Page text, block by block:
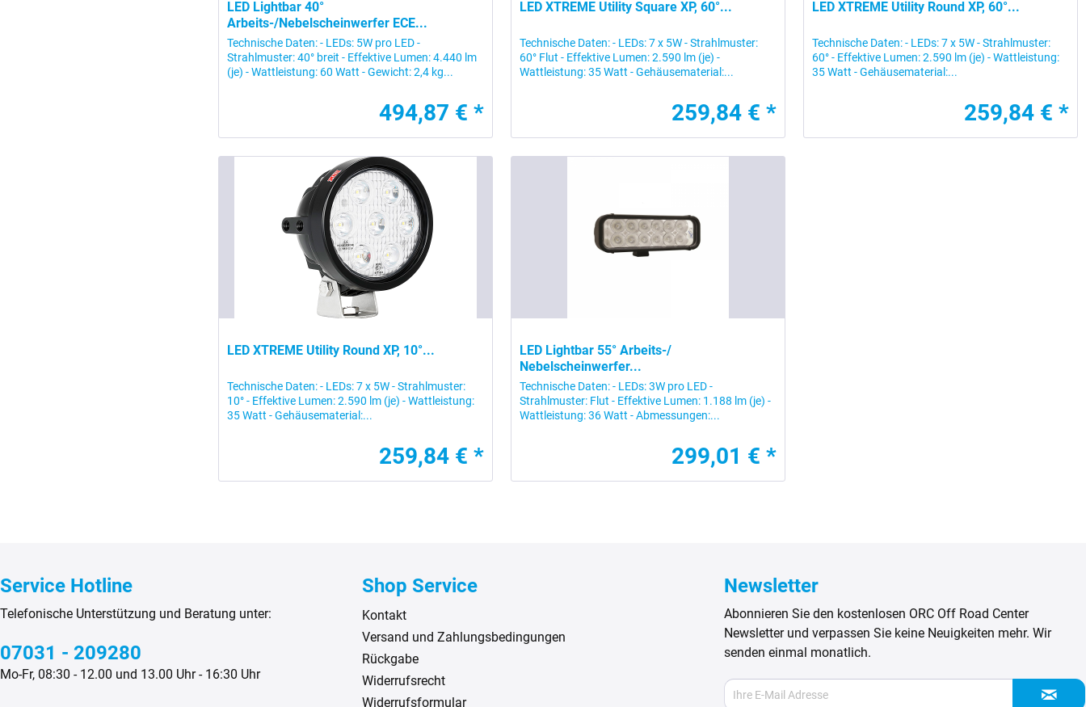
LED Lightbar 40°
Arbeits-/Nebelscheinwerfer ECE...
Technische Daten: - LEDs: 5W pro LED -
Strahlmuster: 40° breit - Effektive Lumen: 4.440 lm
(je) - Wattleistung: 60 Watt - Gewicht: 2,4 kg...
494,87 € *
LED XTREME Utility Square XP, 60°...
Technische Daten: - LEDs: 7 x 5W - Strahlmuster:
60° Flut - Effektive Lumen: 2.590 lm (je) -
Wattleistung: 35 Watt - Gehäusematerial:...
259,84 € *
LED XTREME Utility Round XP, 60°...
Technische Daten: - LEDs: 7 x 5W - Strahlmuster:
60° - Effektive Lumen: 2.590 lm (je) - Wattleistung:
35 Watt - Gehäusematerial:...
259,84 € *
LED XTREME Utility Round XP, 10°...
Technische Daten: - LEDs: 7 x 5W - Strahlmuster:
10° - Effektive Lumen: 2.590 lm (je) - Wattleistung:
35 Watt - Gehäusematerial:...
259,84 € *
LED Lightbar 55° Arbeits-/
Nebelscheinwerfer...
Technische Daten: - LEDs: 3W pro LED -
Strahlmuster: Flut - Effektive Lumen: 1.188 lm (je) -
Wattleistung: 36 Watt - Abmessungen:...
299,01 € *
Service Hotline
Telefonische Unterstützung und Beratung unter:
07031 - 209280
Mo-Fr, 08:30 - 12.00 und 13.00 Uhr - 16:30 Uhr
Shop Service
Kontakt
Versand und Zahlungsbedingungen
Rückgabe
Widerrufsrecht
Widerrufsformular
Newsletter
Abonnieren Sie den kostenlosen ORC Off Road Center
Newsletter und verpassen Sie keine Neuigkeiten mehr. Wir
senden einmal monatlich.